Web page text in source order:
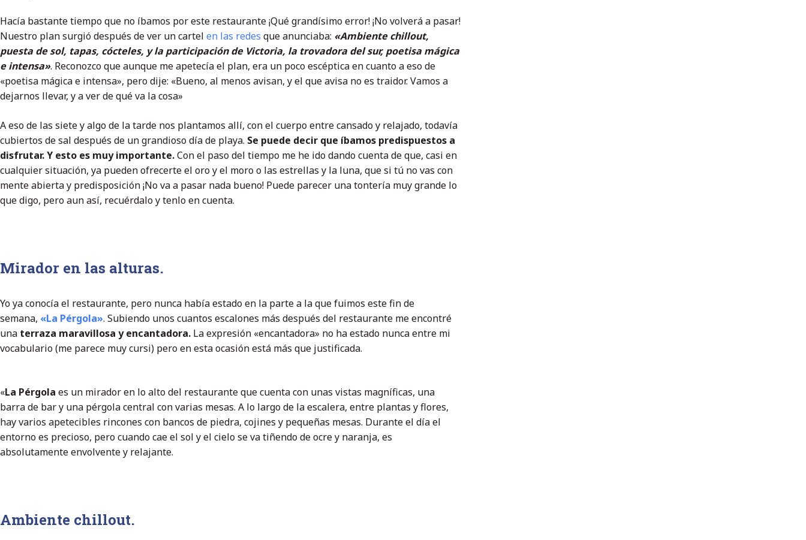
Hacía bastante tiempo que no íbamos por este restaurante ¡Qué grandísimo error! ¡No volverá a pasar!
Nuestro plan surgió después de ver un cartel en las redes que anunciaba: «Ambiente chillout,
puesta de sol, tapas, cócteles, y la participación de Victoria, la trovadora del sur, poetisa mágica
e intensa». Reconozco que aunque me apetecía el plan, era un poco escéptica en cuanto a eso de
«poetisa mágica e intensa», pero dije: «Bueno, al menos avisan, y el que avisa no es traidor. Vamos a
dejarnos llevar, y a ver de qué va la cosa»
A eso de las siete y algo de la tarde nos plantamos allí, con el cuerpo entre cansado y relajado, todavía
cubiertos de sal después de un grandioso día de playa. Se puede decir que íbamos predispuestos a
disfrutar. Y esto es muy importante.Con el paso del tiempo me he ido dando cuenta de que, casi en
cualquier situación, ya pueden ofrecerte el oro y el moro o las estrellas y la luna, que si tú no vas con
mente abierta y predisposición ¡No va a pasar nada bueno! Puede parecer una tontería muy grande lo
que digo, pero aun así, recuérdalo y tenlo en cuenta.
Mirador en las alturas.
Yo ya conocía el restaurante, pero nunca había estado en la parte a la que fuimos este fin de
semana, «La Pérgola». Subiendo unos cuantos escalones más después del restaurante me encontré
una terraza maravillosa y encantadora. La expresión «encantadora» no ha estado nunca entre mi
vocabulario (me parece muy cursi) pero en esta ocasión está más que justificada.
«La Pérgola es un mirador en lo alto del restaurante que cuenta con unas vistas magníficas, una
barra de bar y una pérgola central con varias mesas. A lo largo de la escalera, entre plantas y flores,
hay varios apetecibles rincones con bancos de piedra, cojines y pequeñas mesas. Durante el día el
entorno es precioso, pero cuando cae el sol y el cielo se va tiñendo de ocre y naranja, es
absolutamente envolvente y relajante.
Ambiente chillout.